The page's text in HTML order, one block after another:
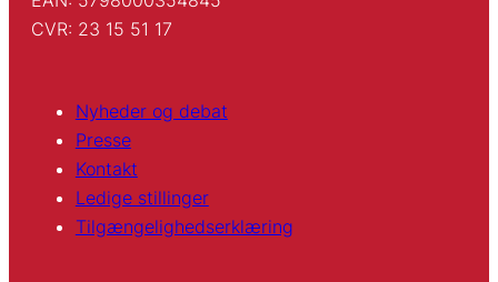
CVR: 23 15 51 17
Nyheder og debat
Presse
Kontakt
Ledige stillinger
Tilgængelighedserklæring